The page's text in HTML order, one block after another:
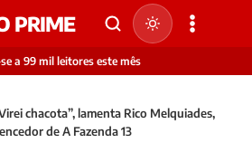
PRIME
a 99 mil leitores este mês
chacota”, lamenta Rico Melquiades,
de A Fazenda 13